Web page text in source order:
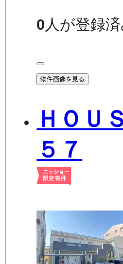
0人が登録
物件画像を見る
ＨＯＵ
５７